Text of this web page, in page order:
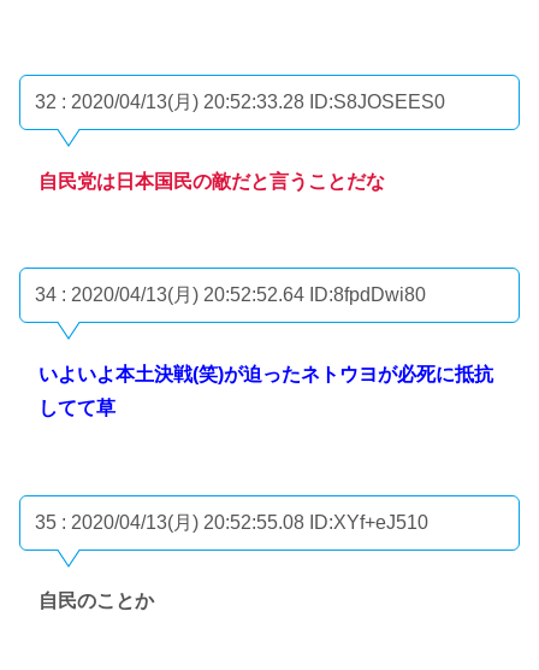
32 : 2020/04/13(月) 20:52:33.28 ID:S8JOSEES0
自民党は日本国民の敵だと言うことだな
34 : 2020/04/13(月) 20:52:52.64 ID:8fpdDwi80
いよいよ本土決戦(笑)が迫ったネトウヨが必死に抵抗
してて草
35 : 2020/04/13(月) 20:52:55.08 ID:XYf+eJ510
自民のことか